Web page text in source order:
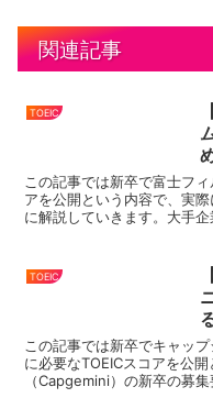
関連記事
TOEIC
この記事では新卒で富士フ
アを公開という内容で、実
に解説していきます。大手
TOEIC
この記事では新卒でキャッ
に必要なTOEICスコアを公
（Capgemini）の新卒の募